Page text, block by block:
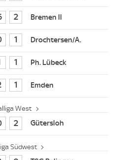
2
1
1
1
West
2
Südwest